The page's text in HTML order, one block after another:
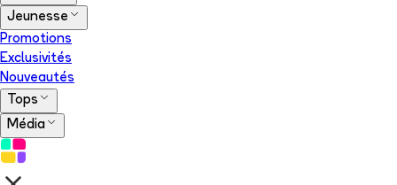
Jeunesse
Promotions
Exclusivités
Nouveautés
Tops
Média